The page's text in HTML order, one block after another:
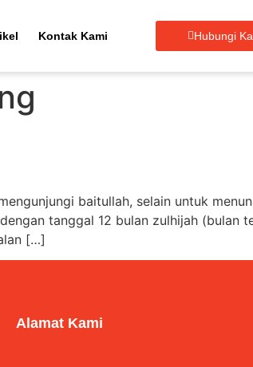
Kontak Kami Hubungi
baitullah, selain untuk
tanggal 12 bulan zulhijah (bulan
[…]
Alamat Kami